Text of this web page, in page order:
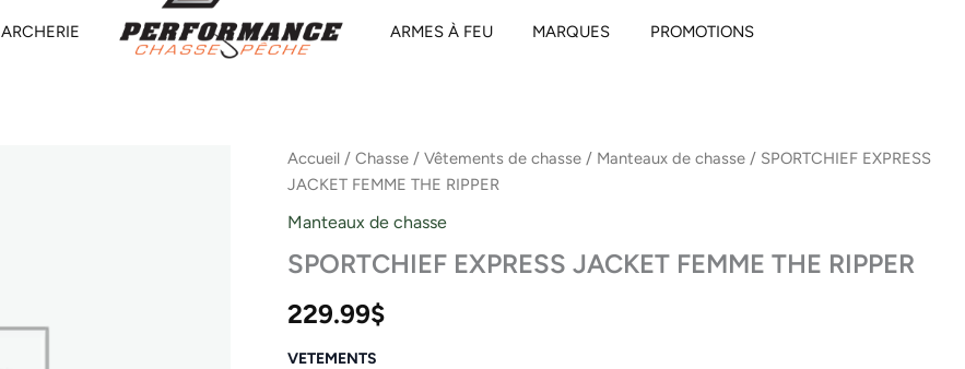
ARCHERIE ARMES À FEU MARQUES PROMOTIONS
Accueil /Chasse /Vêtements de chasse / Manteaux de chasse / SPORTCHIEF EXPRESS
JACKET FEMME THE RIPPER
Manteaux de chasse
SPORTCHIEF EXPRESS JACKET FEMME THE RIPPER
229.99$
VETEMENTS
quantité
de
EXPRESS
FEMME
RIPPER